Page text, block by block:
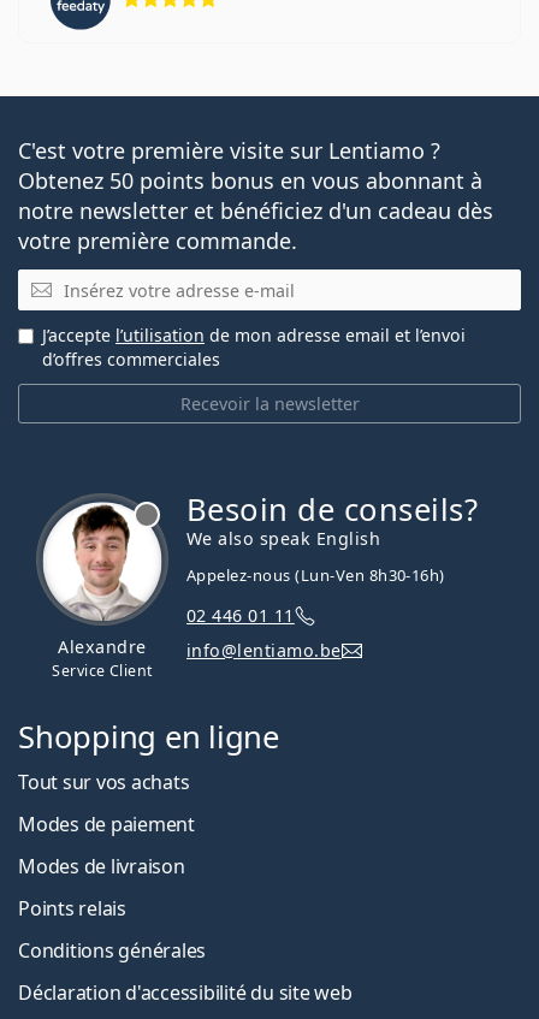
C'est votre première visite sur Lentiamo ?
Obtenez 50 points bonus en vous abonnant à
notre newsletter et bénéficiez d'un cadeau dès
votre première commande.
E-mail
Recevoir la newsletter
J’accepte l’utilisation de mon adresse email et l’envoi
d’offres commerciales
Alexandre
Service Client
Besoin de conseils?
We also speak English
Appelez-nous (Lun-Ven 8h30-16h)
02 446 01 11
info@lentiamo.be
Shopping en ligne
Tout sur vos achats
Modes de paiement
Modes de livraison
Points relais
Conditions générales
Déclaration d'accessibilité du site web